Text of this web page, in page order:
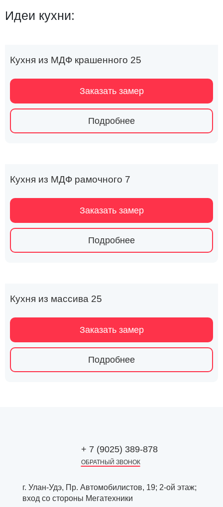
Идеи кухни:
Кухня из МДФ крашенного 25
Заказать замер
Подробнее
Кухня из МДФ рамочного 7
Заказать замер
Подробнее
Кухня из массива 25
Заказать замер
Подробнее
+ 7 (9025) 389-878
ОБРАТНЫЙ ЗВОНОК
г. Улан-Удэ, Пр. Автомобилистов, 19; 2-ой этаж;
вход со стороны Мегатехники